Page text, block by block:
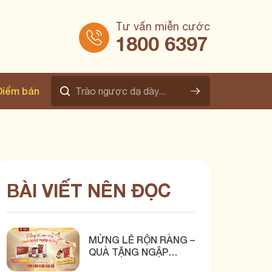
Tư vấn miễn cước
1800 6397
bán
BÀI VIẾT NÊN ĐỌC
MỪNG LỄ RỘN RÀNG –
QUÀ TẶNG NGẬP